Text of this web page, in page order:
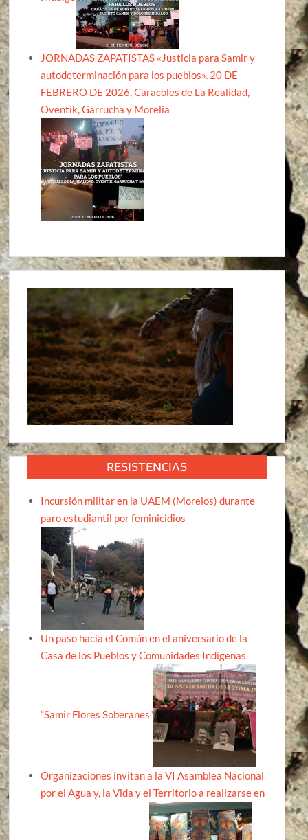
JORNADAS ZAPATISTAS «Justicia para Samir y
autodeterminación para los pueblos». 20 DE
FEBRERO DE 2026, Caracoles de La Realidad,
Oventik, Garrucha y Morelia
RESISTENCIAS
Incursión militar en la UAEM (Morelos) durante
paro estudiantil por feminicidios
Un paso hacia el Común en el aniversario de la
Casa de los Pueblos y Comunidades Indígenas
“Samir Flores Soberanes”
Organizaciones invitan a la VI Asamblea Nacional
por el Agua y, la Vida y el Territorio a realizarse en